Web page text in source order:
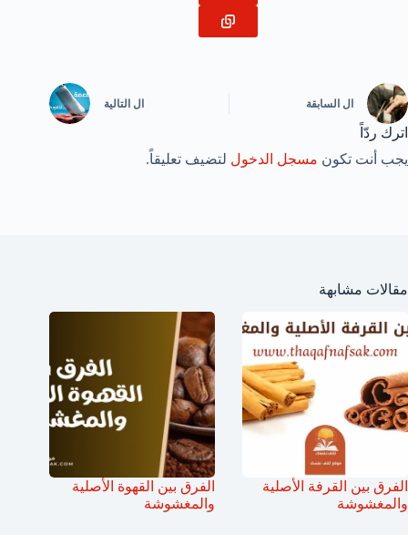
ال السابقة ال التالية
اترك ردّاً
يجب أنت تكون مسجل الدخول لتضيف تعليقاً.
مقالات مشابهة
الفرق بين القرفة الأصلية
والمغشوشة
الفرق بين القهوة الأصلية
والمغشوشة